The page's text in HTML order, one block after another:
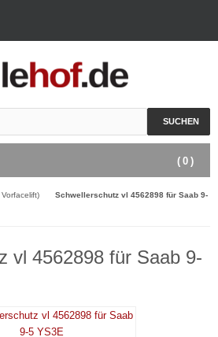
SUCHEN
( 0 )
Schwellerschutz vl 4562898 für Saab 9-
vl 4562898 für Saab 9-